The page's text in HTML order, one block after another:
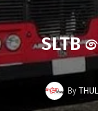
SLTB
By